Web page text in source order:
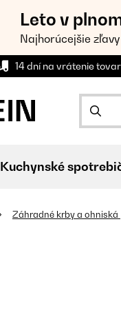
Leto v
Najhorúcejšie
14 dní na vrátenie
Kuchynské
Záhradné krby a ohniská